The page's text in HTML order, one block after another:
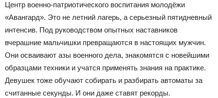
Центр военно-патриотического воспитания молодёжи
«Авангард». Это не летний лагерь, а серьезный пятидневный
интенсив. Под руководством опытных наставников
вчерашние мальчишки превращаются в настоящих мужчин.
Они осваивают азы военного дела, знакомятся с новейшими
образцами техники и учатся применять знания на практике.
Девушек тоже обучают собирать и разбирать автоматы за
считанные секунды. И они даже ставят рекорды.